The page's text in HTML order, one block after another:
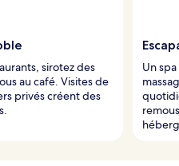
sirotez des
au café. Visites de
privés créent des
Un